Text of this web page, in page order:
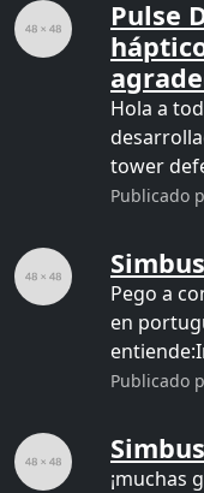
Pulse
Hola a
tower
Publicado
Pego a
en
Publicado
¡muchas